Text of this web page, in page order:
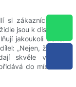
si zákazníci také
jsou k dispozici
jakoukoli dekor
„Nejen, že jsou
skvěle v naší
do místnosti